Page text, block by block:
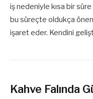
iş nedeniyle kısa bir süre
bu süreçte oldukça
işaret eder. Kendini
Kahve Falında